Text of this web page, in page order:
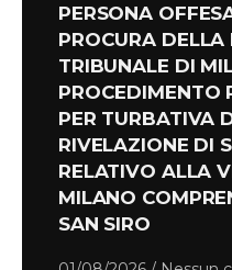
PERSONA
PROCURA
TRIBUNALE DI
PROCEDIMENTO
PER TURBATIVA
RIVELAZIONE DI
RELATIVO ALLA
MILANO
SAN SIRO